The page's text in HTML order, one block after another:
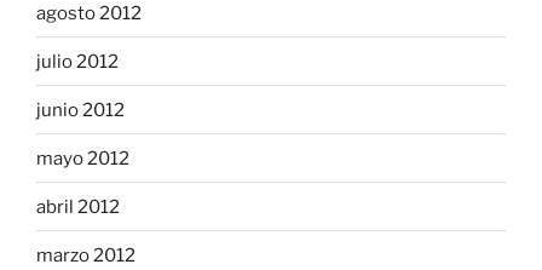
agosto 2012
julio 2012
junio 2012
mayo 2012
abril 2012
marzo 2012